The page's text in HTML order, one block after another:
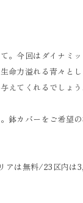
。今回はダイナミ
命力溢れる青々と
えてくれるでしょう
鉢カバーをご希望
アは無料/23区内